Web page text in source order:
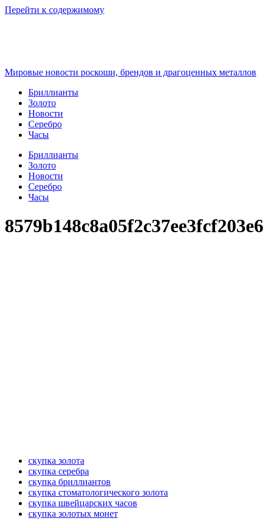
Перейти к содержимому
Мировые новости роскоши, брендов и драгоценных металлов
Бриллианты
Золото
Новости
Серебро
Часы
Бриллианты
Золото
Новости
Серебро
Часы
скупка золота
скупка серебра
скупка бриллиантов
скупка стоматологического золота
скупка швейцарских часов
скупка золотых монет